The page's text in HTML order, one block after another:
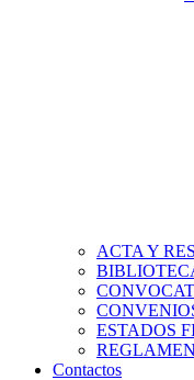
ACTA Y
ESTADOS
Contactos